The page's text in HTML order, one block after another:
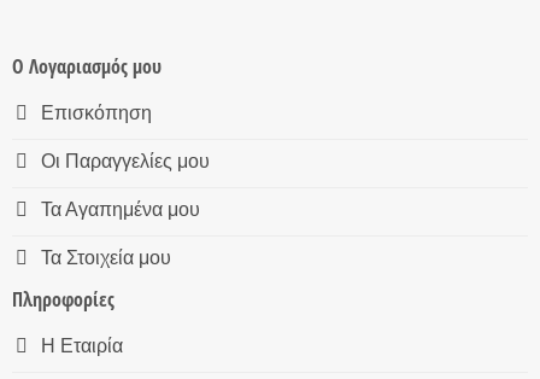
Ο Λογαριασμός μου
Επισκόπηση
Οι Παραγγελίες μου
Τα Αγαπημένα μου
Τα Στοιχεία μου
Πληροφορίες
Η Εταιρία